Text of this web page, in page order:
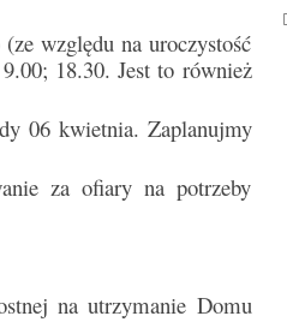
względu na uroczystość
18.30. Jest to również
06 kwietnia. Zaplanujmy
za ofiary na potrzeby
na utrzymanie Domu